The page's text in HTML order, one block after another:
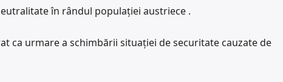
în rândul populaţiei austriece .
ca urmare a schimbării situației de securitate cauzate de